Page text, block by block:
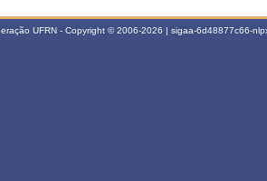
UFRN - Copyright © 2006-2026 | sigaa-6d48877c66-